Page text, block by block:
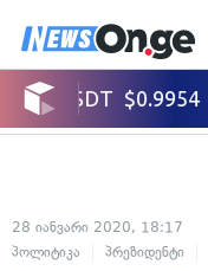
28 იანვარი 2020, 18:17
პოლიტიკა
პრეზიდენტი